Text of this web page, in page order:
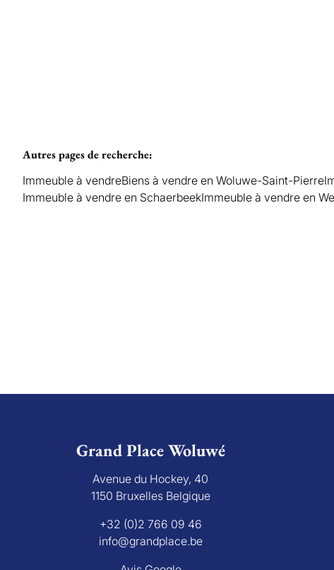
Autres pages de recherche:
Immeuble à vendreBiens à vendre en Woluwe-Saint-Pierre
Immeuble à vendre en SchaerbeekImmeuble à vendre en
Grand Place Woluwé
Avenue du Hockey, 40
1150 Bruxelles Belgique
+32 (0)2 766 09 46
info@grandplace.be